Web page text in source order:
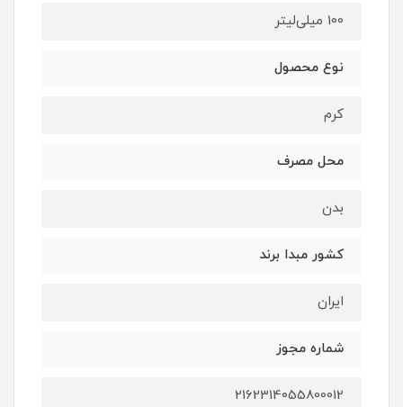
100 میلی‌لیتر
نوع محصول
کرم
محل مصرف
بدن
کشور مبدا برند
ایران
شماره مجوز
2162314055800012